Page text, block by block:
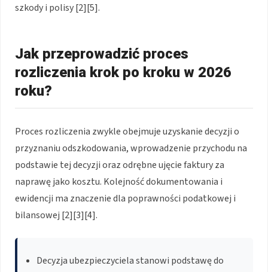
szkody i polisy [2][5].
Jak przeprowadzić proces
rozliczenia krok po kroku w 2026
roku?
Proces rozliczenia zwykle obejmuje uzyskanie decyzji o
przyznaniu odszkodowania, wprowadzenie przychodu na
podstawie tej decyzji oraz odrębne ujęcie faktury za
naprawę jako kosztu. Kolejność dokumentowania i
ewidencji ma znaczenie dla poprawności podatkowej i
bilansowej [2][3][4].
Decyzja ubezpieczyciela stanowi podstawę do